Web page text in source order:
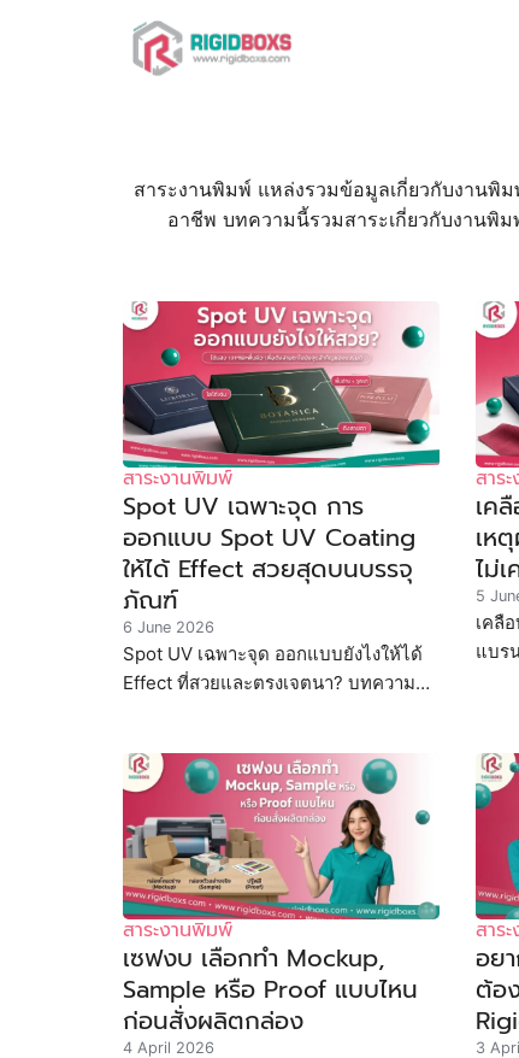
สาระงานพิมพ์ แหล่งรวมข้อมูลเกี่ยวกับงานพิ
อาชีพ บทความนี้รวมสาระเกี่ยวกับงานพิ
สาระงานพิมพ์
Spot UV เฉพาะจุด การ
ออกแบบ Spot UV Coating
ให้ได้ Effect สวยสุดบนบรรจุ
ภัณฑ์
6 June 2026
Spot UV เฉพาะจุด ออกแบบยังไงให้ได้
Effect ที่สวยและตรงเจตนา? บทความนี้
สาร
เค
เห
ไม่
5
เคลื
แบร
สาระงานพิมพ์
เซฟงบ เลือกทำ Mockup,
Sample หรือ Proof แบบไหน
ก่อนสั่งผลิตกล่อง
4 April 2026
สาร
อย
ต้อ
3